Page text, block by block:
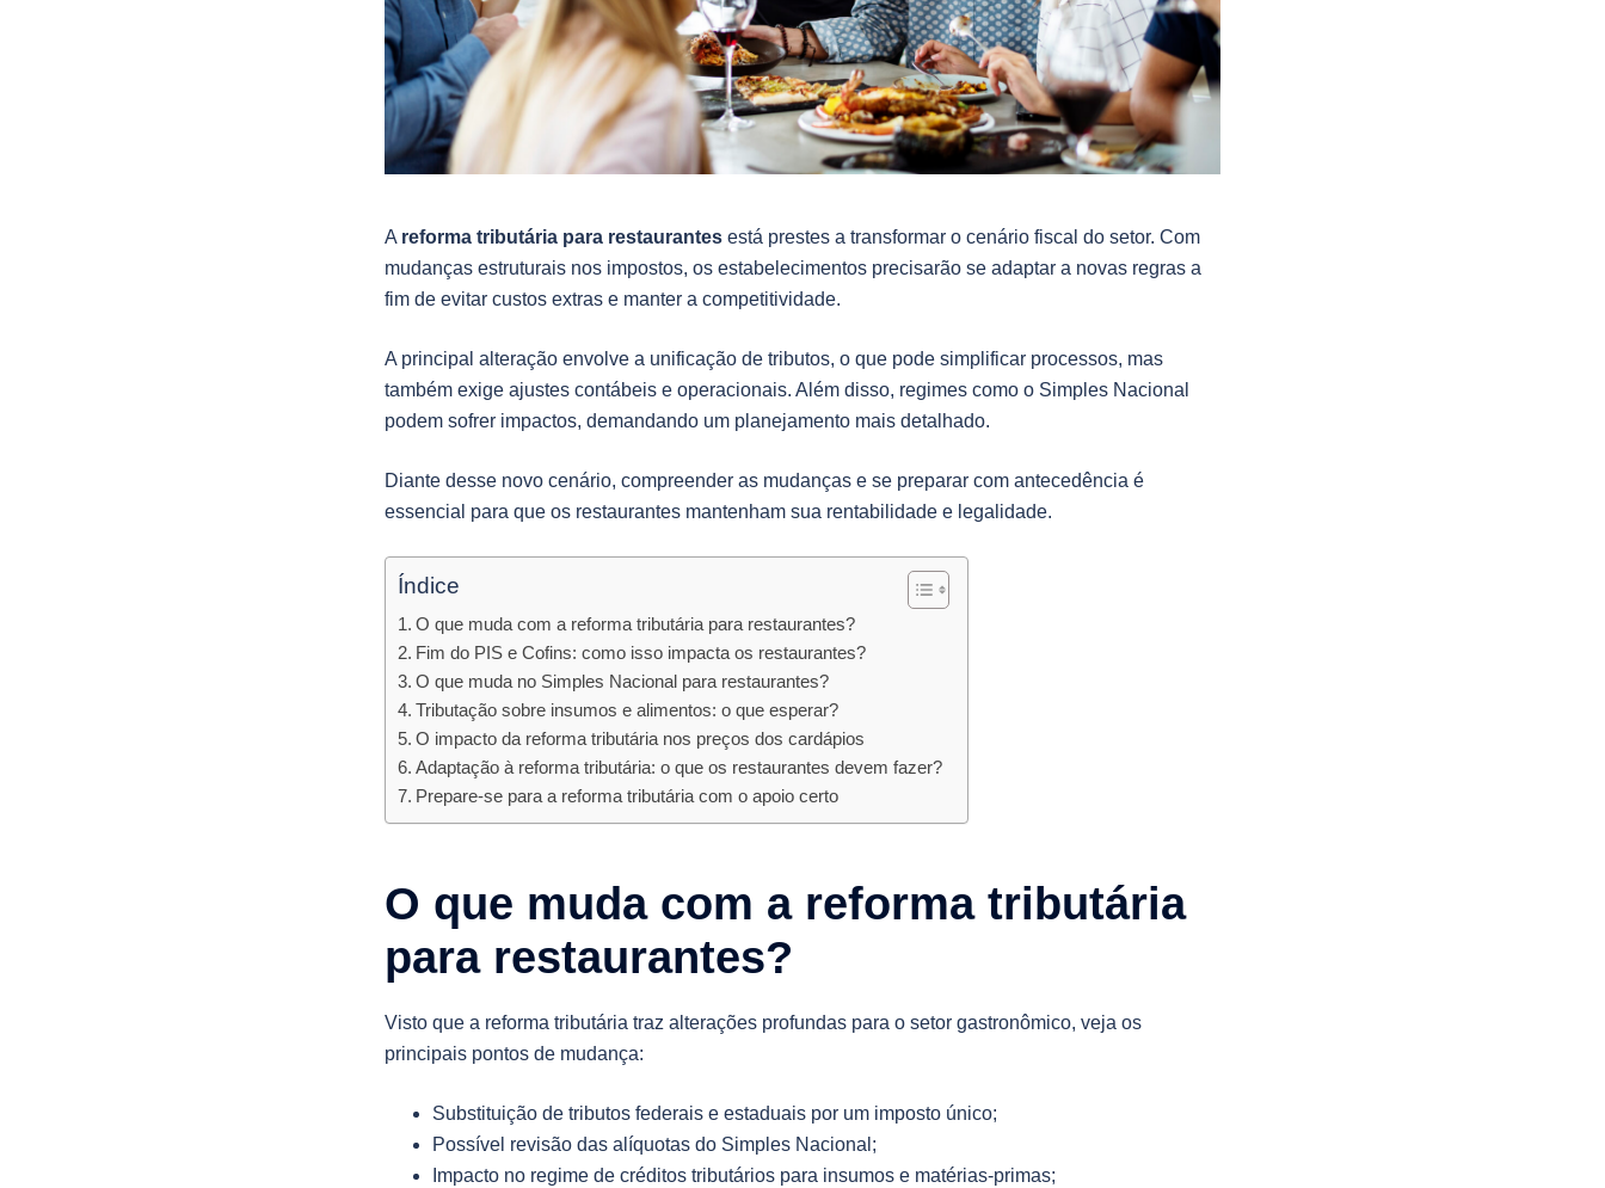
A reforma tributária para restaurantes está prestes a transformar o cenário fiscal do setor. Com
mudanças estruturais nos impostos, os estabelecimentos precisarão se adaptar a novas regras a
fim de evitar custos extras e manter a competitividade.
A principal alteração envolve a unificação de tributos, o que pode simplificar processos, mas
também exige ajustes contábeis e operacionais. Além disso, regimes como o Simples Nacional
podem sofrer impactos, demandando um planejamento mais detalhado.
Diante desse novo cenário, compreender as mudanças e se preparar com antecedência é
essencial para que os restaurantes mantenham sua rentabilidade e legalidade.
Índice
O que muda com a reforma tributária para restaurantes?
Fim do PIS e Cofins: como isso impacta os restaurantes?
O que muda no Simples Nacional para restaurantes?
Tributação sobre insumos e alimentos: o que esperar?
O impacto da reforma tributária nos preços dos cardápios
Adaptação à reforma tributária: o que os restaurantes devem fazer?
Prepare-se para a reforma tributária com o apoio certo
O que muda com a reforma tributária
para restaurantes?
Visto que a reforma tributária traz alterações profundas para o setor gastronômico, veja os
principais pontos de mudança:
Substituição de tributos federais e estaduais por um imposto único;
Possível revisão das alíquotas do Simples Nacional;
Impacto no regime de créditos tributários para insumos e matérias-primas;